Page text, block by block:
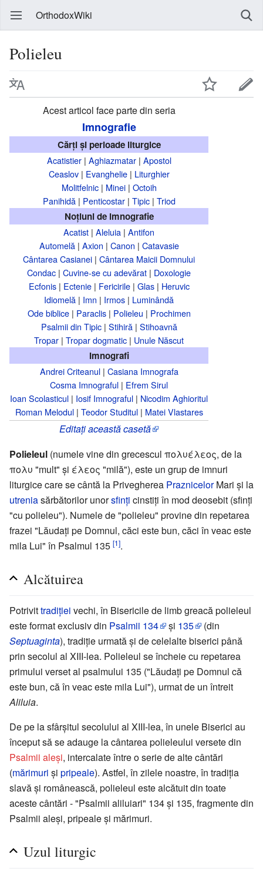
OrthodoxWiki
Polieleu
Acest articol face parte din seria
Imnografie
Cărți și perioade liturgice
Acatistier| Aghiazmatar| Apostol
Ceaslov| Evanghelie| Liturghier
Molitfelnic| Minei| Octoih
Panihidă| Penticostar| Tipic| Triod
Noțiuni de imnografie
Acatist | Aleluia | Antifon
Automelă| Axion | Canon | Catavasie
Cântarea Casianei | Cântarea Maicii Domnului
Condac | Cuvine-se cu adevărat | Doxologie
Ecfonis| Ectenie| Fericirile| Glas| Heruvic
Idiomelă | Imn | Irmos | Luminândă
Ode biblice| Paraclis| Polieleu | Prochimen
Psalmii din Tipic| Stihiră| Stihoavnă
Tropar | Tropar dogmatic | Unule Născut
Imnografi
Andrei Criteanul| Casiana Imnografa
Cosma Imnograful | Efrem Sirul
Ioan Scolasticul | Iosif Imnograful | Nicodim Aghioritul
Roman Melodul| Teodor Studitul| Matei Vlastares
Editați această casetă
Polieleul (numele vine din grecescul πολυέλεος, de la
πολυ "mult" şi έλεος "milă"), este un grup de imnuri
liturgice care se cântă la Privegherea PraznicelorMari şi la
utreniasărbătorilor unorsfinţi cinstiţi în mod deosebit (sfinţi
"cu polieleu"). Numele de "polieleu" provine din repetarea
frazei "Lăudați pe Domnul, căci este bun, căci în veac este
mila Lui" în Psalmul 135 [1].
Alcătuirea
Potrivittradiţiei vechi, în Bisericile de limb greacă polieleul
este format exclusiv din Psalmii 134 şi 135
(din
Septuaginta), tradiţie urmată şi de celelalte biserici până
prin secolul al XIII-lea. Polieleul se încheie cu repetarea
primului verset al psalmului 135 ("Lăudaţi pe Domnul că
este bun, că în veac este mila Lui"), urmat de un întreit
Aliluia.
De pe la sfârşitul secolului al XIII-lea, în unele Biserici au
început să se adauge la cântarea polieleului versete din
Psalmii aleşi, intercalate între o serie de alte cântări
(mărimuri şi pripeale). Astfel, în zilele noastre, în tradiţia
slavă şi românească, polieleul este alcătuit din toate
aceste cântări - "Psalmii aliluiari" 134 şi 135, fragmente din
Psalmii aleşi, pripeale şi mărimuri.
Uzul liturgic